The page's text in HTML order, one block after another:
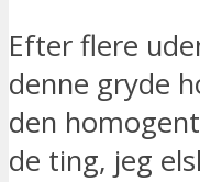
Efter flere
denne gryde
den
de ting, jeg